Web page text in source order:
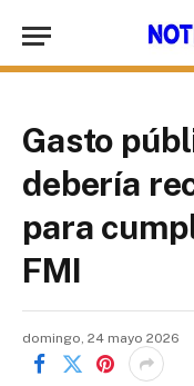
Gasto
debería
para
FMI
domingo, 24 mayo 2026